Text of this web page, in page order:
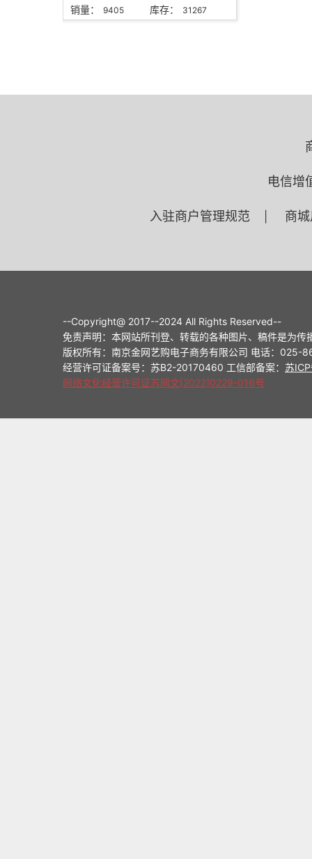
销量： 9405 库存： 31267
电信增
入驻商户管理规范 商
--Copyright@ 2017--2024 All Rights Reserved--
免责声明：本网站所刊登、转载的各种图片、稿件是为
版权所有：南京金网艺购电子商务有限公司 电话：
经营许可证备案号：苏B2-20170460 工信部备案： 苏
网络文化经营许可证苏网文[2022]0229-016号